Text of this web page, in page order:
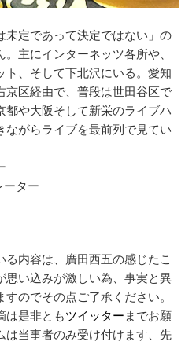
未定であって決定ではない」の
主にインターネッツ各所や、
ト、そして下北沢にいる。愛知
京区経由で、普段は世田谷区で
都や大阪そして新栄のライブハ
ながらライブを最前列で見てい
ーター
る内容は、廣田西五の感じたこ
思い込みが激しい為、事実と異
のでその点ご了承ください。
は是非ともツイッター までお願
は当事者のみ受け付けます、先